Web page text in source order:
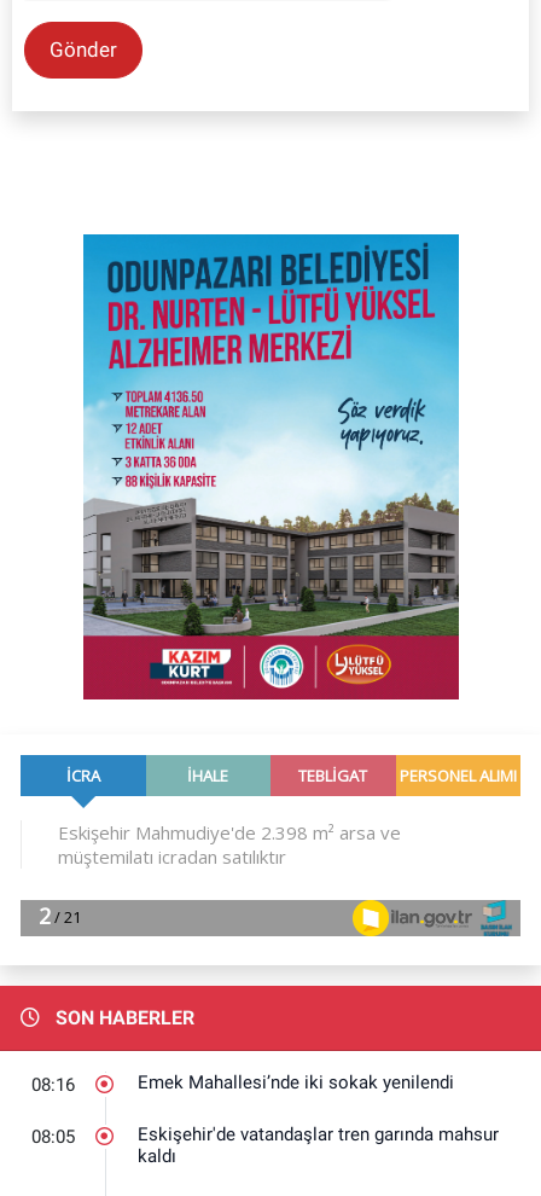
Gönder
SON HABERLER
08:16 Emek Mahallesi’nde iki sokak yenilendi
08:05
Eskişehir'de vatandaşlar tren garında mahsur
kaldı